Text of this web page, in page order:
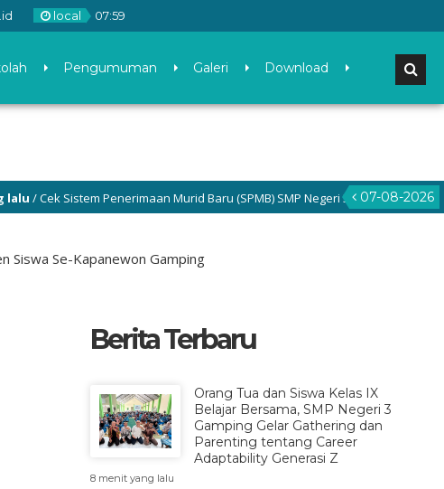
local 07:59
Pengumuman Galeri Download
07-08-2026
Penerimaan Murid Baru (SPMB) SMP Negeri 3 Gamping di menu
Siswa Se-Kapanewon Gamping
Berita Terbaru
Orang Tua dan Siswa Kelas IX
Belajar Bersama, SMP Negeri 3
Gamping Gelar Gathering dan
Parenting tentang Career
Adaptability Generasi Z
8 menit yang lalu